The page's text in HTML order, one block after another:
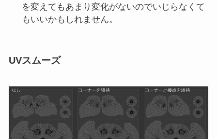
を変えてもあまり変化がないのでいじらなくて
もいいかもしれません。
UVスムーズ